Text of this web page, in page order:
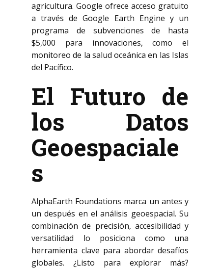
agricultura. Google ofrece acceso gratuito
a través de Google Earth Engine y un
programa de subvenciones de hasta
$5,000 para innovaciones, como el
monitoreo de la salud oceánica en las Islas
del Pacífico.
El Futuro de
los Datos
Geoespaciale
s
AlphaEarth Foundations marca un antes y
un después en el análisis geoespacial. Su
combinación de precisión, accesibilidad y
versatilidad lo posiciona como una
herramienta clave para abordar desafíos
globales. ¿Listo para explorar más?